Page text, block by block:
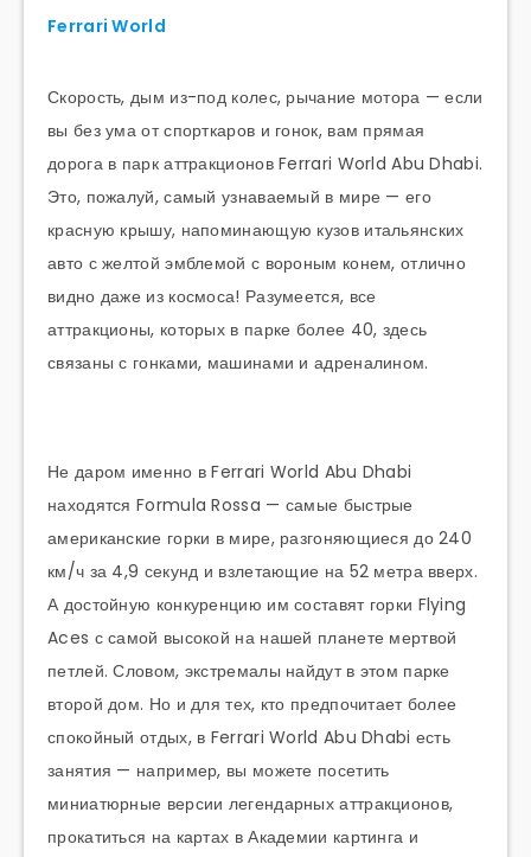
Ferrari World
Скорость, дым из-под колес, рычание мотора — если
вы без ума от спорткаров и гонок, вам прямая
дорога в парк аттракционов Ferrari World Abu Dhabi.
Это, пожалуй, самый узнаваемый в мире — его
красную крышу, напоминающую кузов итальянских
авто с желтой эмблемой с вороным конем, отлично
видно даже из космоса! Разумеется, все
аттракционы, которых в парке более 40, здесь
связаны с гонками, машинами и адреналином.
Не даром именно в Ferrari World Abu Dhabi
находятся Formula Rossa — самые быстрые
американские горки в мире, разгоняющиеся до 240
км/ч за 4,9 секунд и взлетающие на 52 метра вверх.
А достойную конкуренцию им составят горки Flying
Aces с самой высокой на нашей планете мертвой
петлей. Словом, экстремалы найдут в этом парке
второй дом. Но и для тех, кто предпочитает более
спокойный отдых, в Ferrari World Abu Dhabi есть
занятия — например, вы можете посетить
миниатюрные версии легендарных аттракционов,
прокатиться на картах в Академии картинга и